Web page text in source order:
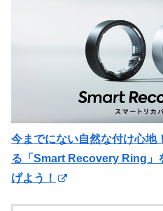
今までにない自然な付け心地
る「Smart Recovery Ring」
げよう！